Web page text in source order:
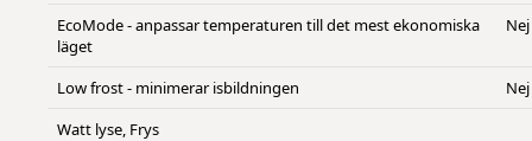
EcoMode - anpassar temperaturen till det mest ekonomiska
läget
Nej
Low frost - minimerar isbildningen
Nej
Watt lyse, Frys